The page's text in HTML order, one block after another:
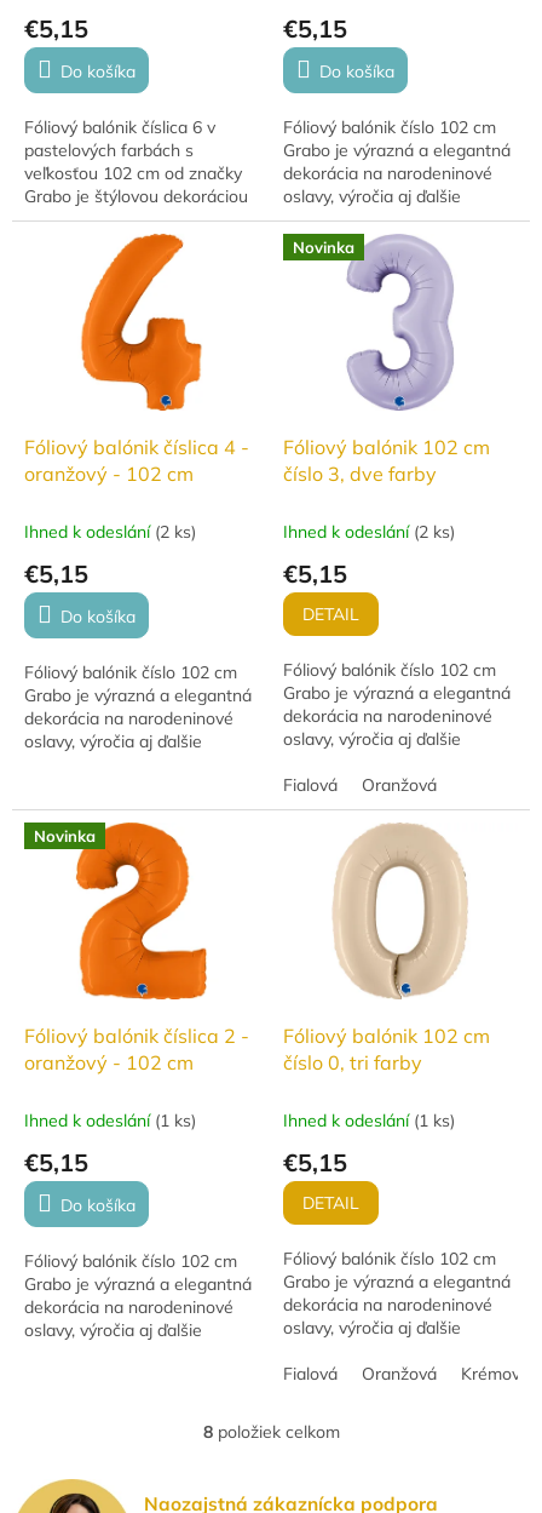
€5,15
Do košíka
Fóliový balónik číslica 6 v
pastelových farbách s
veľkosťou 102 cm od značky
Grabo je štýlovou dekoráciou
na narodeninové oslavy,
výročia, jubileá aj ďalšie
slávnostné...
€5,15
Do košíka
Fóliový balónik číslo 102 cm
Grabo je výrazná a elegantná
dekorácia na narodeninové
oslavy, výročia aj ďalšie
slávnostné udalosti. Vďaka
veľkému formátu krásne
vynikne v...
Fóliový balónik číslica 4 -
oranžový - 102 cm
Ihned k odeslání (2 ks)
€5,15
Do košíka
Fóliový balónik číslo 102 cm
Grabo je výrazná a elegantná
dekorácia na narodeninové
oslavy, výročia aj ďalšie
vynikne v...
Novinka
Fóliový balónik 102 cm
číslo 3, dve farby
Ihned k odeslání (2 ks)
€5,15
DETAIL
Fóliový balónik číslo 102 cm
Grabo je výrazná a elegantná
dekorácia na narodeninové
oslavy, výročia aj ďalšie
veľkému formátu krásne
vynikne v...
Fialová Oranžová
Novinka
Fóliový balónik číslica 2 -
oranžový - 102 cm
Ihned k odeslání (1 ks)
€5,15
Do košíka
Fóliový balónik číslo 102 cm
Grabo je výrazná a elegantná
dekorácia na narodeninové
oslavy, výročia aj ďalšie
Fóliový balónik 102 cm
číslo 0, tri farby
Ihned k odeslání (1 ks)
€5,15
DETAIL
Fóliový balónik číslo 102 cm
Grabo je výrazná a elegantná
dekorácia na narodeninové
oslavy, výročia aj ďalšie
veľkému formátu krásne
Fialová Oranžová Krémová
O
8položiek celkom
Naozajstná zákaznícka podpora